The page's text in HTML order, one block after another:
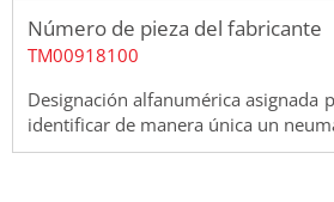
Número de pieza del fabricante
TM00918100
Designación alfanumérica asignada
identificar de manera única un